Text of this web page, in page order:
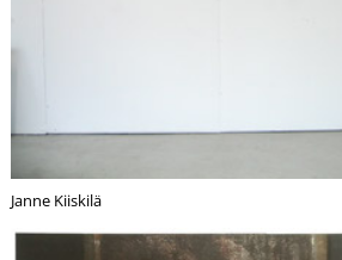
Janne Kiiskilä